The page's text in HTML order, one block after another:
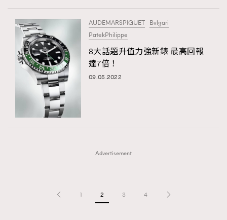
AUDEMARSPIGUET Bvlgari
PatekPhilippe
8大話題升值力強新錶 最高回報
達7倍！
09.05.2022
Advertisement
1 2 3 4